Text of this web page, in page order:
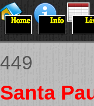
449
Santa